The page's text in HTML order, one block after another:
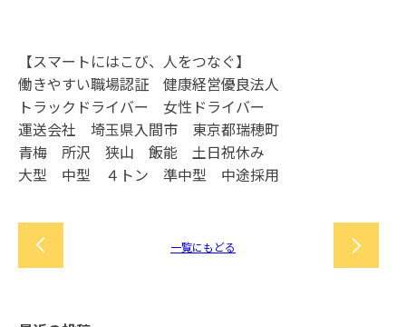
【スマートにはこび、人をつなぐ】
働きやすい職場認証 健康経営優良法人
トラックドライバー 女性ドライバー
運送会社 埼玉県入間市 東京都瑞穂町
青梅 所沢 狭山 飯能 土日祝休み
大型 中型 ４トン 準中型 中途採用
一覧にもどる